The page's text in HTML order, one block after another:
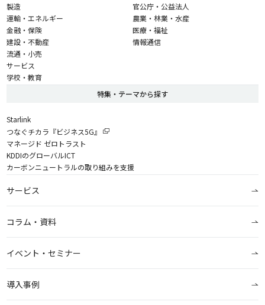
製造
運輸・エネルギー
金融・保険
建設・不動産
流通・小売
サービス
学校・教育
官公庁・公益法人
農業・林業・水産
医療・福祉
情報通信
特集・テーマから探す
Starlink
つなぐチカラ『ビジネス5G』
マネージド ゼロトラスト
KDDIのグローバルICT
カーボンニュートラルの取り組みを支援
サービス
コラム・資料
イベント・セミナー
導入事例